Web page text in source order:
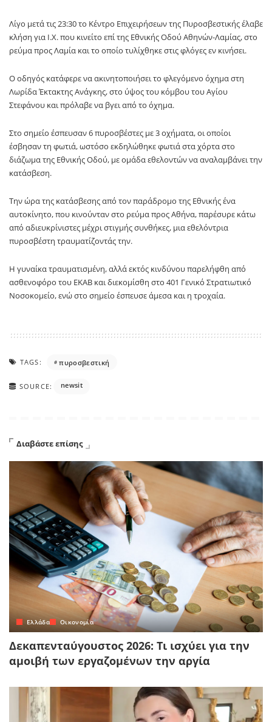
Λίγο μετά τις 23:30 το Κέντρο Επιχειρήσεων της Πυροσβεστικής έλαβε
κλήση για Ι.Χ. που κινείτο επί της Εθνικής Οδού Αθηνών-Λαμίας, στο
ρεύμα προς Λαμία και το οποίο τυλίχθηκε στις φλόγες εν κινήσει.
Ο οδηγός κατάφερε να ακινητοποιήσει το φλεγόμενο όχημα στη
Λωρίδα Έκτακτης Ανάγκης, στο ύψος του κόμβου του Αγίου
Στεφάνου και πρόλαβε να βγει από το όχημα.
Στο σημείο έσπευσαν 6 πυροσβέστες με 3 οχήματα, οι οποίοι
έσβησαν τη φωτιά, ωστόσο εκδηλώθηκε φωτιά στα χόρτα στο
διάζωμα της Εθνικής Οδού, με ομάδα εθελοντών να αναλαμβάνει την
κατάσβεση.
Την ώρα της κατάσβεσης από τον παράδρομο της Εθνικής ένα
αυτοκίνητο, που κινούνταν στο ρεύμα προς Αθήνα, παρέσυρε κάτω
από αδιευκρίνιστες μέχρι στιγμής συνθήκες, μια εθελόντρια
πυροσβέστη τραυματίζοντάς την.
Η γυναίκα τραυματισμένη, αλλά εκτός κινδύνου παρελήφθη από
ασθενοφόρο του ΕΚΑΒ και διεκομίσθη στο 401 Γενικό Στρατιωτικό
Νοσοκομείο, ενώ στο σημείο έσπευσε άμεσα και η τροχαία.
TAGS: πυροσβεστική
SOURCE: newsit
Διαβάστε επίσης
Ελλάδα Οικονομία
Δεκαπενταύγουστος 2026: Τι ισχύει για την
αμοιβή των εργαζομένων την αργία